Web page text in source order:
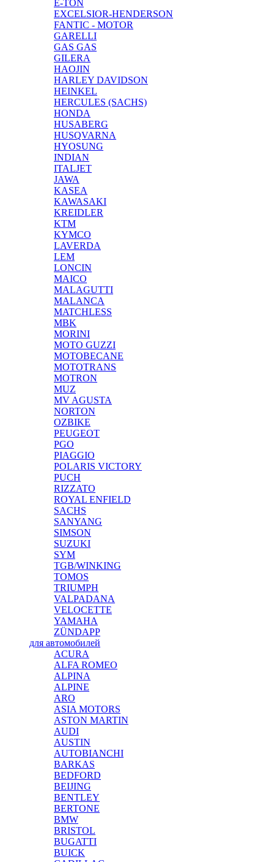
E-TON
EXCELSIOR-HENDERSON
FANTIC - MOTOR
GARELLI
GAS GAS
GILERA
HAOJIN
HARLEY DAVIDSON
HEINKEL
HERCULES (SACHS)
HONDA
HUSABERG
HUSQVARNA
HYOSUNG
INDIAN
ITALJET
JAWA
KASEA
KAWASAKI
KREIDLER
KTM
KYMCO
LAVERDA
LEM
LONCIN
MAICO
MALAGUTTI
MALANCA
MATCHLESS
MBK
MORINI
MOTO GUZZI
MOTOBECANE
MOTOTRANS
MOTRON
MUZ
MV AGUSTA
NORTON
OZBIKE
PEUGEOT
PGO
PIAGGIO
POLARIS VICTORY
PUCH
RIZZATO
ROYAL ENFIELD
SACHS
SANYANG
SIMSON
SUZUKI
SYM
TGB/WINKING
TOMOS
TRIUMPH
VALPADANA
VELOCETTE
YAMAHA
ZÜNDAPP
для автомобилей
ACURA
ALFA ROMEO
ALPINA
ALPINE
ARO
ASIA MOTORS
ASTON MARTIN
AUDI
AUSTIN
AUTOBIANCHI
BARKAS
BEDFORD
BEIJING
BENTLEY
BERTONE
BMW
BRISTOL
BUGATTI
BUICK